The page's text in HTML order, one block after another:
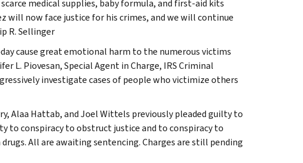
medical supplies, baby formula, and first-aid kits
will now face justice for his crimes, and we will continue
R. Sellinger
cause great emotional harm to the numerous victims
L. Piovesan, Special Agent in Charge, IRS Criminal
investigate cases of people who victimize others
Alaa Hattab, and Joel Wittels previously pleaded guilty to
to conspiracy to obstruct justice and to conspiracy to
All are awaiting sentencing. Charges are still pending